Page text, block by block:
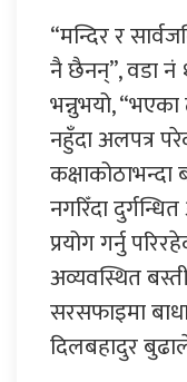
“मन्दिर र
नै छैनन्”, वडा नं
भन्नुभयो,
नहुँदा अलपत्र
नगरिँदा
प्रयोग गर्नु
अव्यवस्थित
सरसफाइमा
दिलबहादुर